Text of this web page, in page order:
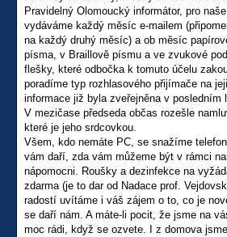
Pravidelný Olomoucký informátor, pro
vydáváme každý měsíc e-mailem
na každý druhý měsíc) a ob měsíc
písma, v Braillově písmu a ve zvukové
flešky, které odbočka k tomuto účelu
poradíme typ rozhlasového přijímače na
informace již byla zveřejněna v posledním
V mezičase předseda občas rozešle
které je jeho srdcovkou.
Všem, kdo nemáte PC, se snažíme
vám daří, zda vám můžeme být v rámci
nápomocni. Roušky a dezinfekce na
zdarma (je to dar od Nadace prof.
radostí uvítáme i váš zájem o to, co je
se daří nám. A máte-li pocit, že jsme na
moc rádi, když se ozvete. I z domova